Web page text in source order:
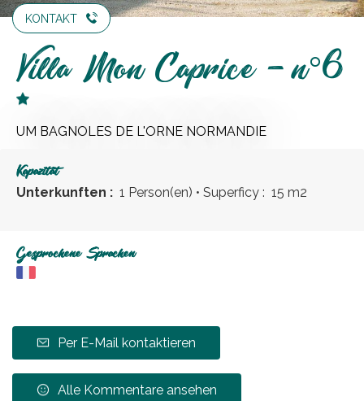
KONTAKT
Villa Mon Caprice - n°6
UM BAGNOLES DE L'ORNE NORMANDIE
Kapazität
Unterkunften : 1 Person(en) • Superficy : 15 m2
Gesprochene Sprachen
Per E-Mail kontaktieren
Alle Kommentare ansehen